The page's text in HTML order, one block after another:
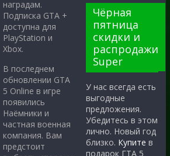
наградам.
Подписка GTA +
доступна для
PlayStation и
Xbox.
В последнем
обновлении GTA
5 Online в игре
появились
Наёмники и
частная военная
компания. Вам
предстоит
Чёрная
пятница
скидки и
распродажи
Super
У нас всегда есть
выгодные
предложения.
Убедитесь в этом
лично. Новый год
близко. Купите в
подарок ГТА 5